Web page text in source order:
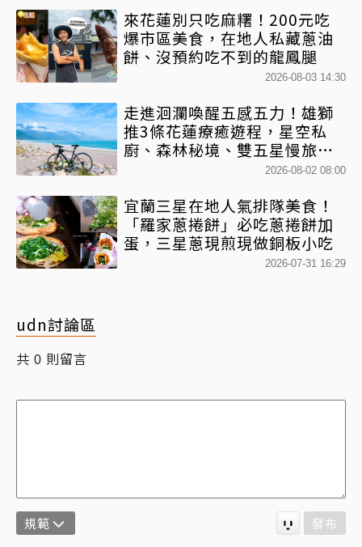
來花蓮別只吃麻糬！200元吃
爆市區美食，在地人私藏蔥油
餅、沒預約吃不到的龍鳳腿
2026-08-03 14:30
走進洄瀾喚醒五感五力！雄獅
推3條花蓮療癒遊程，星空私
廚、森林秘境、雙五星慢旅一
2026-08-02 08:00
宜蘭三星在地人氣排隊美食！
「羅家蔥捲餅」必吃蔥捲餅加
蛋，三星蔥現煎現做銅板小吃
2026-07-31 16:29
udn討論區
共 0 則留言
規範 發布